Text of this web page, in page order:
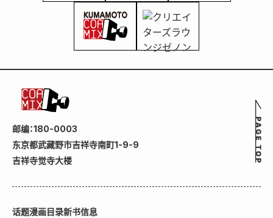
邮编：180-0003
东京都武藏野市吉祥寺南町1-9-9
吉祥寺觉寺大楼
话题漫画目录新书信息